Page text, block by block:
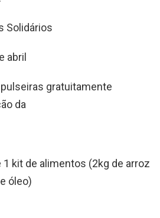
Solidários
abril
gratuitamente
da
kit de alimentos (2kg de arroz
óleo)